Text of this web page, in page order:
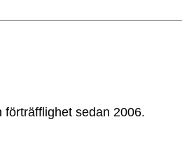
sedan 2006.